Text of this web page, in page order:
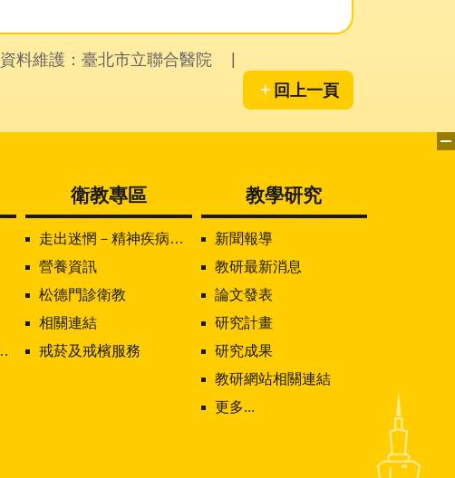
資料維護：臺北市立聯合醫院
回上一頁
衛教專區
走出迷惘－精神疾病知多少
營養資訊
松德門診衛教
相關連結
戒菸及戒檳服務
教學研究
新聞報導
教研最新消息
論文發表
研究計畫
研究成果
教研網站相關連結
更多...